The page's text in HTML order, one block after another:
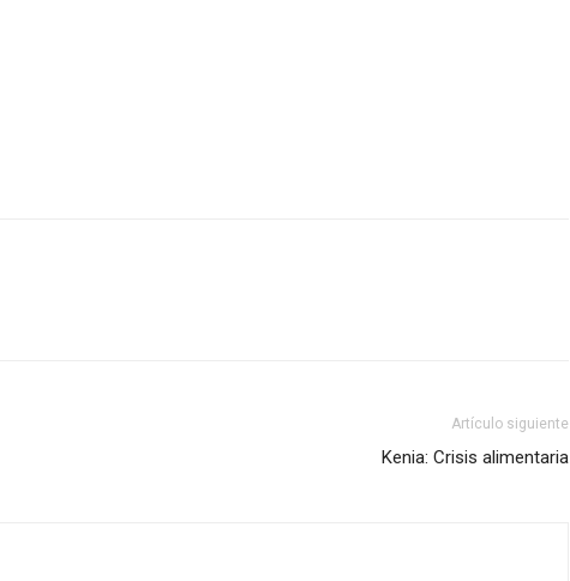
Artículo siguiente
Kenia: Crisis alimentaria